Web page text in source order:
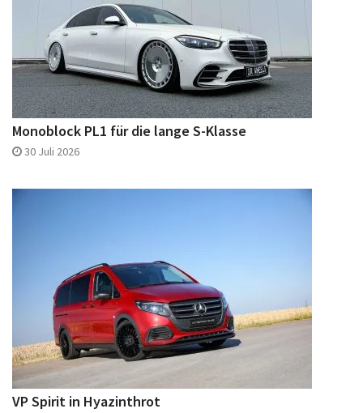
Monoblock PL1 für die lange S-Klasse
30 Juli 2026
VP Spirit in Hyazinthrot